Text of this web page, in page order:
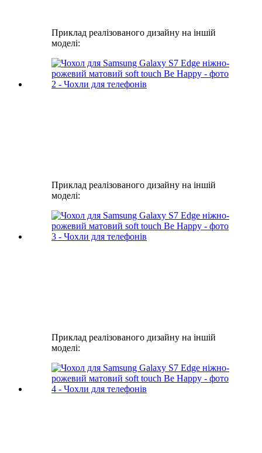
Приклад реалізованого дизайну на іншій
моделі:
Приклад реалізованого дизайну на іншій
моделі:
Приклад реалізованого дизайну на іншій
моделі: